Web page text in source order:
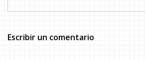
Escribir un comentario